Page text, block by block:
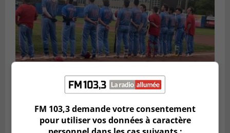
Publié le 6 août 2026 à 05h11
Une poussée tardive propulse les Ducs
FM 103,3 demande votre consentement
pour utiliser vos données à caractère